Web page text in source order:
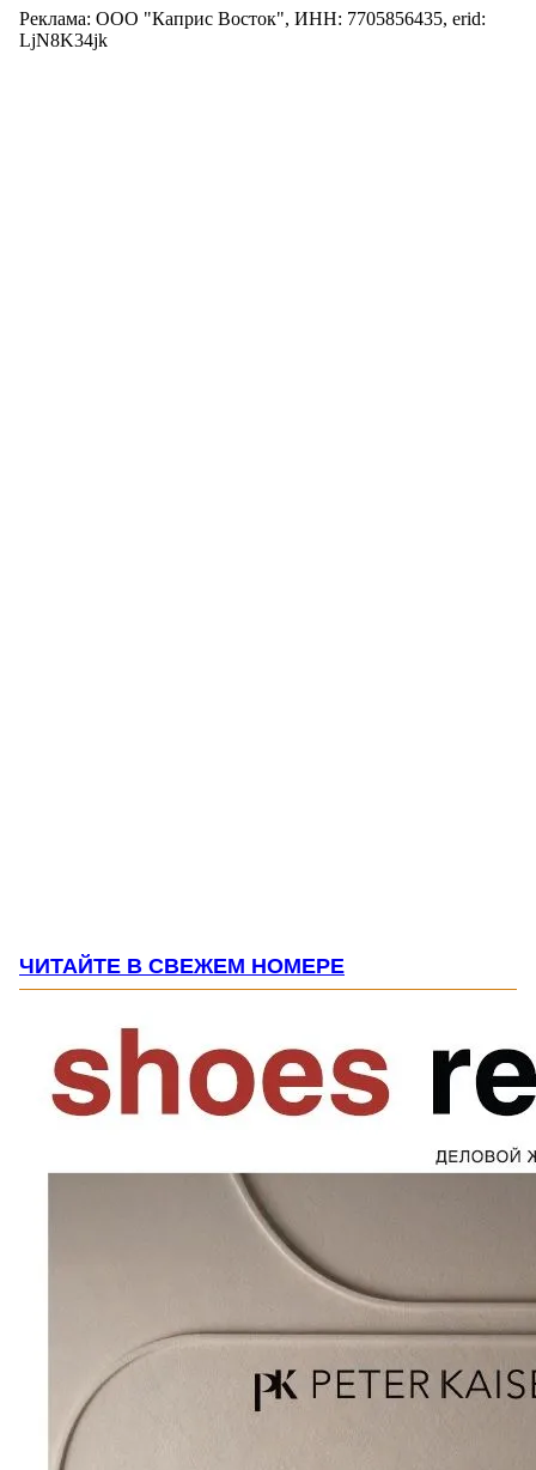
Реклама: ООО "Каприс Восток", ИНН: 7705856435, erid:
LjN8K34jk
ЧИТАЙТЕ В СВЕЖЕМ НОМЕРЕ